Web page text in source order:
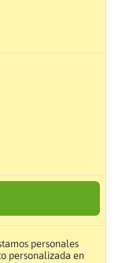
personales
personalizada en